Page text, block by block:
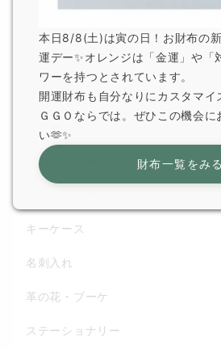
全てのアイテム
財布一覧
２つ折り財布
キーケース
名刺入れ
革の花・ブーケ
ステーショナリー
本日8/8(土)は寅の日！お財布の
運デー✨オレンジは「金運」や「
ワーを持つとされています。
開運財布も自分なりにカスタマイ
ＧＧＯならでは。ぜひこの機会に
い🫶✨
財布一覧をみる